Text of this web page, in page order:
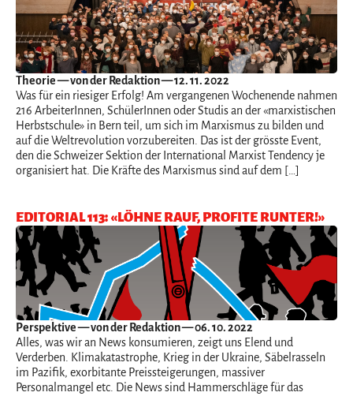
Theorie— von der Redaktion — 12. 11. 2022
Was für ein riesiger Erfolg! Am vergangenen Wochenende nahmen
216 ArbeiterInnen, SchülerInnen oder Studis an der «marxistischen
Herbstschule» in Bern teil, um sich im Marxismus zu bilden und
auf die Weltrevolution vorzubereiten. Das ist der grösste Event,
den die Schweizer Sektion der International Marxist Tendency je
organisiert hat. Die Kräfte des Marxismus sind auf dem […]
EDITORIAL 113: «LÖHNE RAUF, PROFITE RUNTER!»
Perspektive— von der Redaktion — 06. 10. 2022
Alles, was wir an News konsumieren, zeigt uns Elend und
Verderben. Klimakatastrophe, Krieg in der Ukraine, Säbelrasseln
im Pazifik, exorbitante Preissteigerungen, massiver
Personalmangel etc. Die News sind Hammerschläge für das